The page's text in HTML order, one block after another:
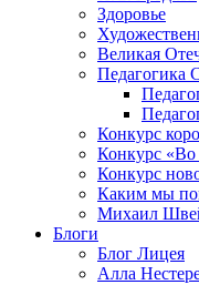
Здоровье
Великая
Педагогика
Конкурс
Конкурс «Во
Конкурс
Каким мы
Михаил
Блоги
Блог Лицея
Алла